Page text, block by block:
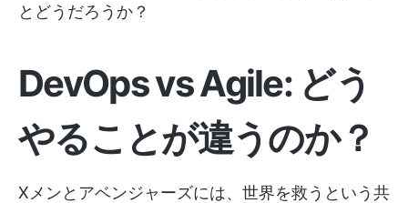
とどうだろうか？
DevOps vs Agile: どう
やることが違うのか？
Xメンとアベンジャーズには、世界を救うという共